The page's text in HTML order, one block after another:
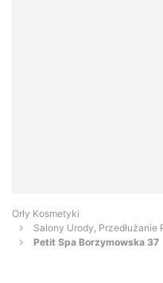
Orły Kosmetyki
Salony Urody, Przedłużanie
Petit Spa Borzymowska 37